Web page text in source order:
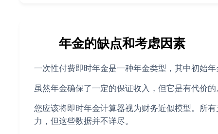
年金的缺点和考虑因素
一次性付费即时年金是一种年金类型，其中初始
虽然年金确保了一定的保证收入，但它是有代价
您应该将即时年金计算器视为财务近似模型。所
力，但这些数据并不详尽。